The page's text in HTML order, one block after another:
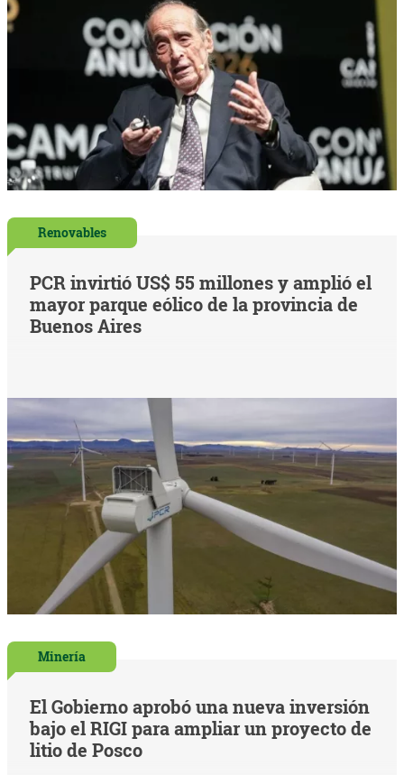
Renovables
PCR invirtió US$ 55 millones y amplió el
mayor parque eólico de la provincia de
Buenos Aires
Minería
El Gobierno aprobó una nueva inversión
bajo el RIGI para ampliar un proyecto de
litio de Posco